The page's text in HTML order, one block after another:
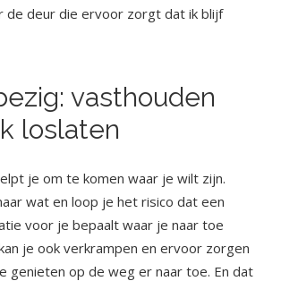
de deur die ervoor zorgt dat ik blijf
vasthouden
loslaten
je om te komen waar je wilt zijn.
wat en loop je het risico dat een
voor je bepaalt waar je naar toe
je ook verkrampen en ervoor zorgen
genieten op de weg er naar toe. En dat